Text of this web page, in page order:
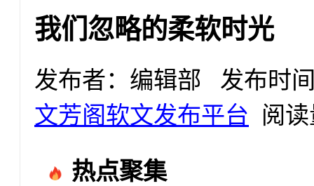
我们忽略的柔软时光
发布者：编辑部 发布时间
文芳阁软文发布平台 阅读
热点聚集